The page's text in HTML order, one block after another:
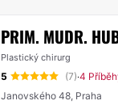
PRIM. MUDR.
Plastický chirurg
5 (7)·4
Janovského 48, Praha